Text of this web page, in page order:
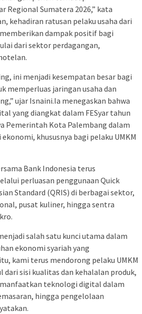
Regional Sumatera 2026,” kata
kehadiran ratusan pelaku usaha dari
dampak positif bagi
dari sektor perdagangan,
ini menjadi kesempatan besar bagi
memperluas jaringan usaha dan
ujar Isnaini.Ia menegaskan bahwa
yang diangkat dalam FESyar tahun
Pemerintah Kota Palembang dalam
khususnya bagi pelaku UMKM
Bank Indonesia terus
perluasan penggunaan Quick
Standard (QRIS) di berbagai sektor,
pusat kuliner, hingga sentra
salah satu kunci utama dalam
ekonomi syariah yang
kami terus mendorong pelaku UMKM
dari sisi kualitas dan kehalalan produk,
teknologi digital dalam
hingga pengelolaan